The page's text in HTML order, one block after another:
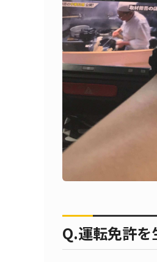
Q.運転免許を